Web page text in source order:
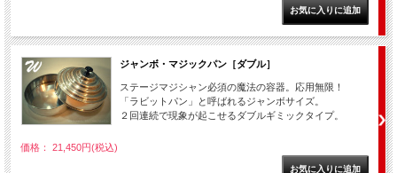
ジャンボ・マジックパン［ダブル］
ステージマジシャン必須の魔法の容器。応用無限！
「ラビットパン」と呼ばれるジャンボサイズ。
２回連続で現象が起こせるダブルギミックタイプ。
価格： 21,450円(税込)